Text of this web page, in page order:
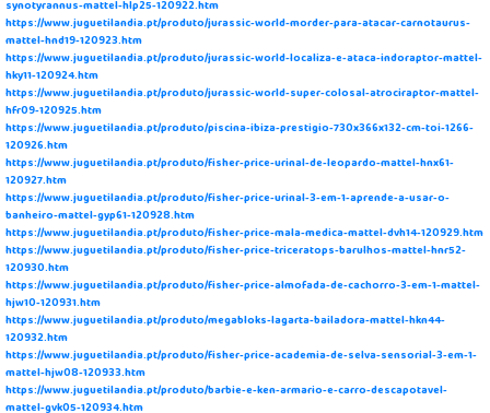
synotyrannus-mattel-hlp25-120922.htm
https://www.juguetilandia.pt/produto/jurassic-world-morder-para-atacar-carnotaurus-
mattel-hnd19-120923.htm
https://www.juguetilandia.pt/produto/jurassic-world-localiza-e-ataca-indoraptor-mattel-
hky11-120924.htm
https://www.juguetilandia.pt/produto/jurassic-world-super-colosal-atrociraptor-mattel-
hfr09-120925.htm
https://www.juguetilandia.pt/produto/piscina-ibiza-prestigio-730x366x132-cm-toi-1266-
120926.htm
https://www.juguetilandia.pt/produto/fisher-price-urinal-de-leopardo-mattel-hnx61-
120927.htm
https://www.juguetilandia.pt/produto/fisher-price-urinal-3-em-1-aprende-a-usar-o-
banheiro-mattel-gyp61-120928.htm
https://www.juguetilandia.pt/produto/fisher-price-mala-medica-mattel-dvh14-120929.htm
https://www.juguetilandia.pt/produto/fisher-price-triceratops-barulhos-mattel-hnr52-
120930.htm
https://www.juguetilandia.pt/produto/fisher-price-almofada-de-cachorro-3-em-1-mattel-
hjw10-120931.htm
https://www.juguetilandia.pt/produto/megabloks-lagarta-bailadora-mattel-hkn44-
120932.htm
https://www.juguetilandia.pt/produto/fisher-price-academia-de-selva-sensorial-3-em-1-
mattel-hjw08-120933.htm
https://www.juguetilandia.pt/produto/barbie-e-ken-armario-e-carro-descapotavel-
mattel-gvk05-120934.htm